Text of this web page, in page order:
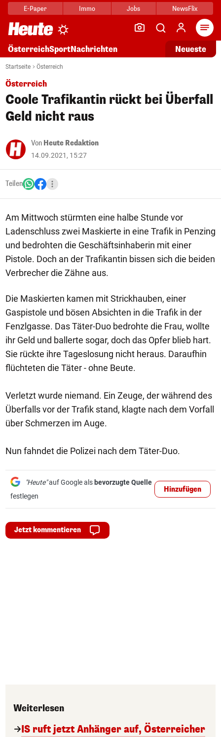
E-Paper Immo Jobs NewsFlix
ÖsterreichSportNachrichten Neueste
Startseite Österreich
Österreich
Coole Trafikantin rückt bei Überfall
Geld nicht raus
Von Heute Redaktion
14.09.2021, 15:27
Teilen
Am Mittwoch stürmten eine halbe Stunde vor
Ladenschluss zwei Maskierte in eine Trafik in Penzing
und bedrohten die Geschäftsinhaberin mit einer
Pistole. Doch an der Trafikantin bissen sich die beiden
Verbrecher die Zähne aus.
Die Maskierten kamen mit Strickhauben, einer
Gaspistole und bösen Absichten in die Trafik in der
Fenzlgasse. Das Täter-Duo bedrohte die Frau, wollte
ihr Geld und ballerte sogar, doch das Opfer blieb hart.
Sie rückte ihre Tageslosung nicht heraus. Daraufhin
flüchteten die Täter - ohne Beute.
Verletzt wurde niemand. Ein Zeuge, der während des
Überfalls vor der Trafik stand, klagte nach dem Vorfall
über Schmerzen im Auge.
Nun fahndet die Polizei nach dem Täter-Duo.
"Heute"auf Google als bevorzugte Quelle
festlegen
Hinzufügen
Jetzt kommentieren
Weiterlesen
IS ruft jetzt Anhänger auf, Österreicher